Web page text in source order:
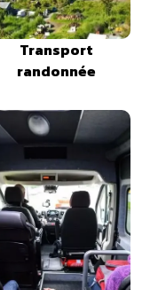
Transport
randonnée